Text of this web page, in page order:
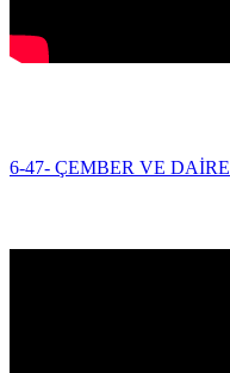
6-47- ÇEMBER VE DAİRE